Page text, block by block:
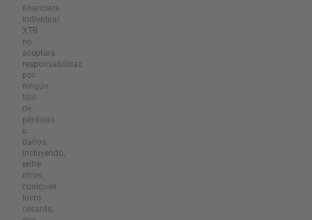
financiera
individual.
XTB
no
aceptará
responsabilidad
por
ningún
tipo
de
pérdidas
o
daños,
incluyendo,
entre
otros,
cualquier
lucro
cesante,